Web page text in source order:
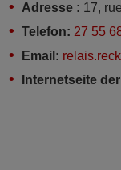
Adresse : 17,
Telefon: 27 55
Email:
Internetseite